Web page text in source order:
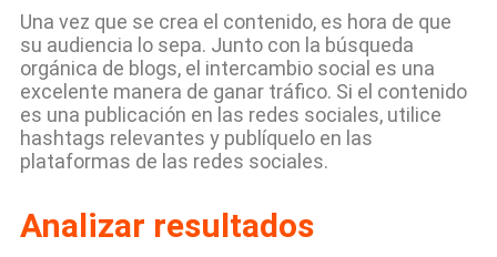
Una vez que se crea el contenido, es hora de que
su audiencia lo sepa. Junto con la búsqueda
orgánica de blogs, el intercambio social es una
excelente manera de ganar tráfico. Si el contenido
es una publicación en las redes sociales, utilice
hashtags relevantes y publíquelo en las
plataformas de las redes sociales.
Analizar resultados